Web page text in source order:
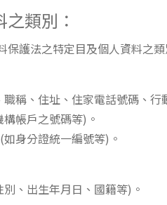
類別：
保護法之特定目及個人資料之
稱、住址、住家電話號碼、行
帳戶之號碼等)。
身分證統一編號等)。
、出生年月日、國籍等)。